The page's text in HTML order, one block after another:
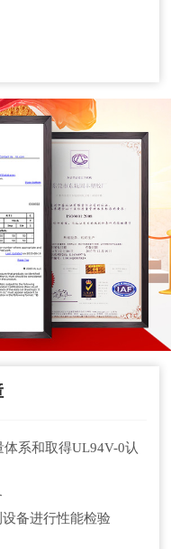
体系和取得UL94V-0认
备进行性能检验